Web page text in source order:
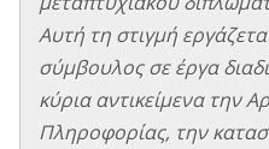
Αυτή τη στιγμή
σύμβουλος σε έργα
κύρια αντικείμενα την
Πληροφορίας, την